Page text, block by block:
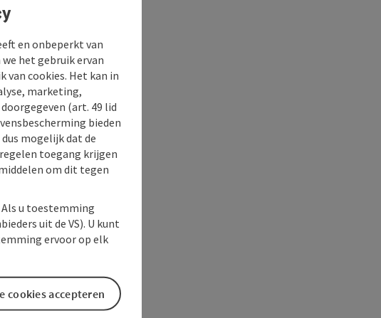
en onbeperkt van
het gebruik ervan
van cookies. Het kan in
marketing,
(art. 49 lid
bieden
dus mogelijk dat de
toegang krijgen
om dit tegen
u toestemming
uit de VS). U kunt
ervoor op elk
cookies accepteren